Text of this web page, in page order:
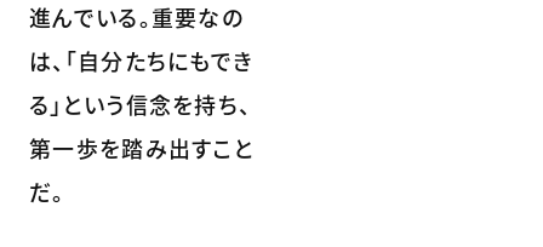
進んでいる。重要なの
は、「自分たちにもでき
る」という信念を持ち、
第一歩を踏み出すこと
だ。